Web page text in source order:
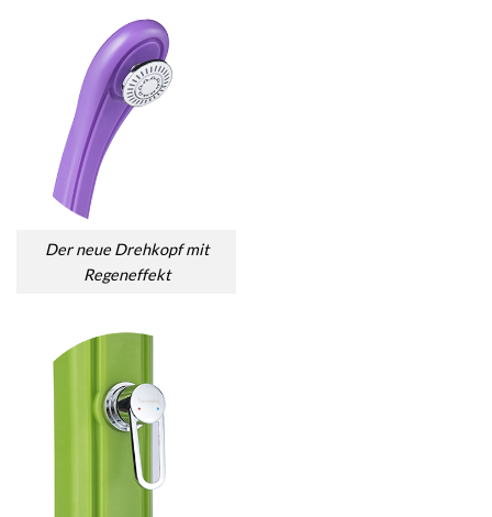
Der neue Drehkopf mit
Regeneffekt